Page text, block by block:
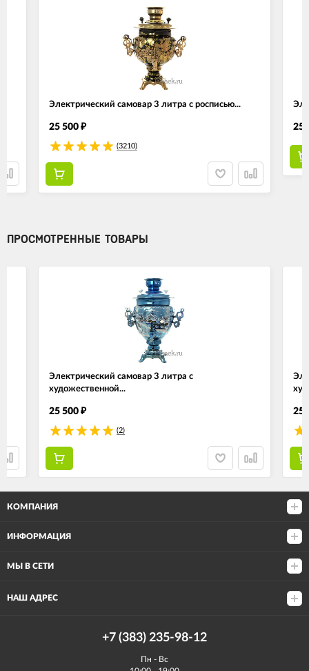
Электрический самовар 3 литра с росписью...
25 500 ₽
(3210)
25
ПРОСМОТРЕННЫЕ ТОВАРЫ
Электрический самовар 3 литра с
художественной...
25 500 ₽
(2)
25
КОМПАНИЯ
ИНФОРМАЦИЯ
МЫ В СЕТИ
НАШ АДРЕС
+7 (383) 235-98-12
Пн - Вс